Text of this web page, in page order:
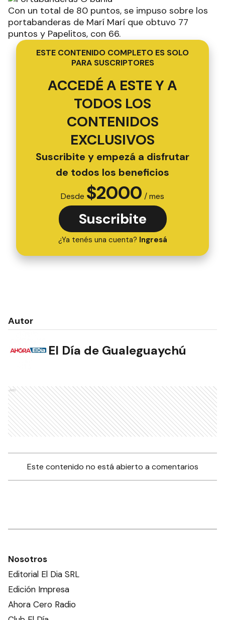
Con un total de 80 puntos, se impuso sobre los
portabanderas de Marí Marí que obtuvo 77
puntos y Papelitos, con 66.
ESTE CONTENIDO COMPLETO ES SOLO
PARA SUSCRIPTORES
ACCEDÉ A ESTE Y A
TODOS LOS
CONTENIDOS
EXCLUSIVOS
Suscribite y empezá a disfrutar
de todos los beneficios
Desde $2000 / mes
Suscribite
¿Ya tenés una cuenta? Ingresá
Autor
El Día de Gualeguaychú
Ads
Este contenido no está abierto a comentarios
Nosotros
Editorial El Dia SRL
Edición Impresa
Ahora Cero Radio